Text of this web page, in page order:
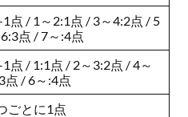
1点 / 1～2:1点 / 3～4:2点 / 5
6:3点 / 7～:4点
1点 / 1:1点 / 2～3:2点 / 4～
点 / 6～:4点
ごとに1点